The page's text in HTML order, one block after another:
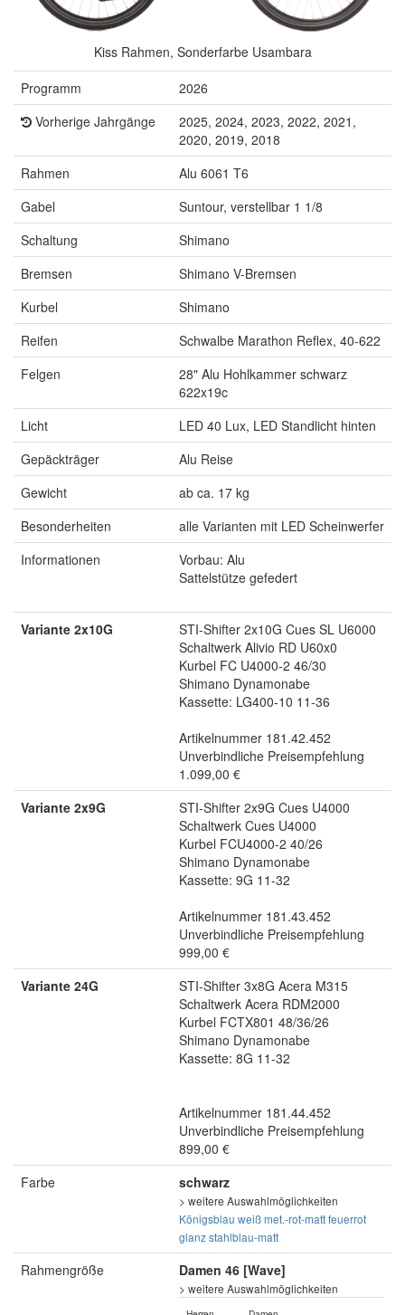
Kiss Rahmen, Sonderfarbe Usambara
Programm
2026
Vorherige Jahrgänge
2025, 2024, 2023, 2022, 2021,
2020, 2019, 2018
Rahmen
Alu 6061 T6
Gabel
Suntour, verstellbar 1 1/8
Schaltung
Shimano
Bremsen
Shimano V-Bremsen
Kurbel
Shimano
Reifen
Schwalbe Marathon Reflex, 40-622
Felgen
28" Alu Hohlkammer schwarz
622x19c
Licht
LED 40 Lux, LED Standlicht hinten
Gepäckträger
Alu Reise
Gewicht
ab ca. 17 kg
Besonderheiten
alle Varianten mit LED Scheinwerfer
Informationen
Vorbau: Alu
Sattelstütze gefedert
Variante 2x10G
STI-Shifter 2x10G Cues SL U6000
Schaltwerk Alivio RD U60x0
Kurbel FC U4000-2 46/30
Shimano Dynamonabe
Kassette: LG400-10 11-36
Artikelnummer 181.42.452
Unverbindliche Preisempfehlung
1.099,00 €
Variante 2x9G
STI-Shifter 2x9G Cues U4000
Schaltwerk Cues U4000
Kurbel FCU4000-2 40/26
Shimano Dynamonabe
Kassette: 9G 11-32
Artikelnummer 181.43.452
Unverbindliche Preisempfehlung
999,00 €
Variante 24G
STI-Shifter 3x8G Acera M315
Schaltwerk Acera RDM2000
Kurbel FCTX801 48/36/26
Shimano Dynamonabe
Kassette: 8G 11-32
Artikelnummer 181.44.452
Unverbindliche Preisempfehlung
899,00 €
Farbe
schwarz
> weitere Auswahlmöglichkeiten
Königsblau weißmet.-rot-mattfeuerrot
glanzstahlblau-matt
Rahmengröße Damen 46 [Wave]
> weitere Auswahlmöglichkeiten